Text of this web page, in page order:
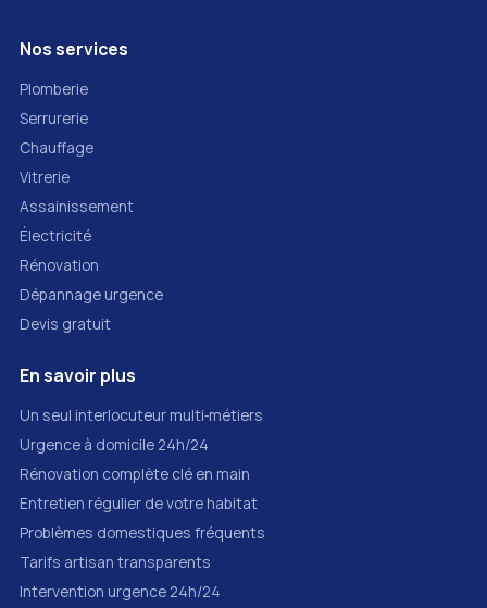
Nos services
Plomberie
Serrurerie
Chauffage
Vitrerie
Assainissement
Électricité
Rénovation
Dépannage urgence
Devis gratuit
En savoir plus
Un seul interlocuteur multi‑métiers
Urgence à domicile 24h/24
Rénovation complète clé en main
Entretien régulier de votre habitat
Problèmes domestiques fréquents
Tarifs artisan transparents
Intervention urgence 24h/24